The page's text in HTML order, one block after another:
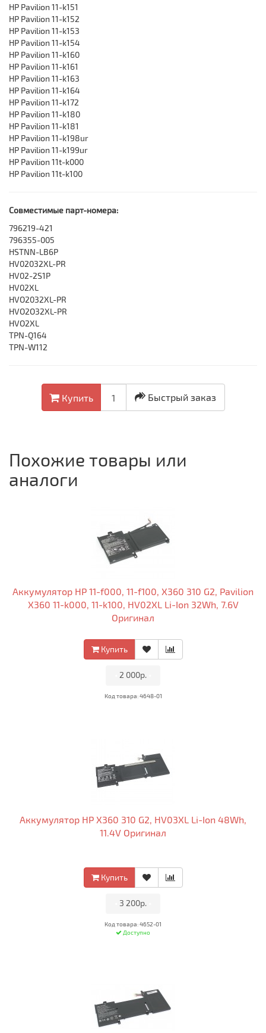
HP Pavilion 11-k151
HP Pavilion 11-k152
HP Pavilion 11-k153
HP Pavilion 11-k154
HP Pavilion 11-k160
HP Pavilion 11-k161
HP Pavilion 11-k163
HP Pavilion 11-k164
HP Pavilion 11-k172
HP Pavilion 11-k180
HP Pavilion 11-k181
HP Pavilion 11-k198ur
HP Pavilion 11-k199ur
HP Pavilion 11t-k000
HP Pavilion 11t-k100
Совместимые парт-номера:
796219-421
796355-005
HSTNN-LB6P
HV02032XL-PR
HV02-2S1P
HV02XL
HVO2032XL-PR
HVO2O32XL-PR
HVO2XL
TPN-Q164
TPN-W112
Купить Быстрый заказ
Похожие товары или
аналоги
Аккумулятор HP 11-f000, 11-f100, X360 310 G2, Pavilion
X360 11-k000, 11-k100, HV02XL Li-Ion 32Wh, 7.6V
Оригинал
Купить
2 000р.
Код товара: 4648-01
Аккумулятор HP X360 310 G2, HV03XL Li-Ion 48Wh,
11.4V Оригинал
Купить
3 200р.
Код товара: 4652-01
Доступно